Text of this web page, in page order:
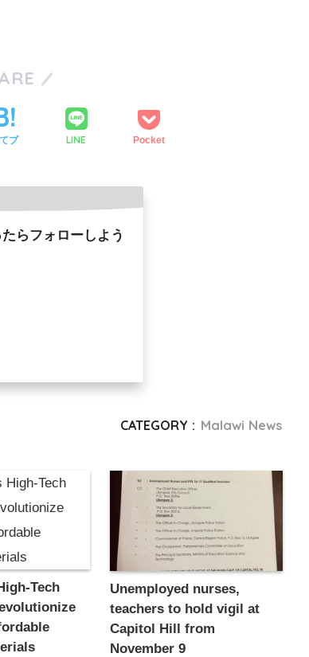
ブ LINE Pocket
らフォローしよう
CATEGORY : Malawi News
Tech
Unemployed nurses,
teachers to hold vigil at
Capitol Hill from
November 9